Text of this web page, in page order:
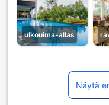
ulkouima-allas
Näytä